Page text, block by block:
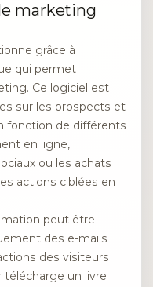
marketing
grâce à
qui permet
Ce logiciel est
sur les prospects et
fonction de différents
en ligne,
ou les achats
actions ciblées en
peut être
des e-mails
des visiteurs
télécharge un livre